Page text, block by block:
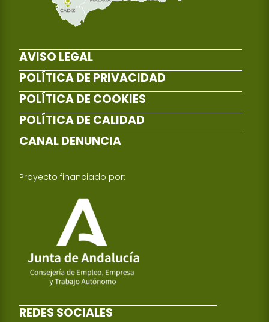
AVISO LEGAL
POLÍTICA DE PRIVACIDAD
POLÍTICA DE COOKIES
POLÍTICA DE CALIDAD
CANAL DENUNCIA
Proyecto financiado por:
REDES SOCIALES